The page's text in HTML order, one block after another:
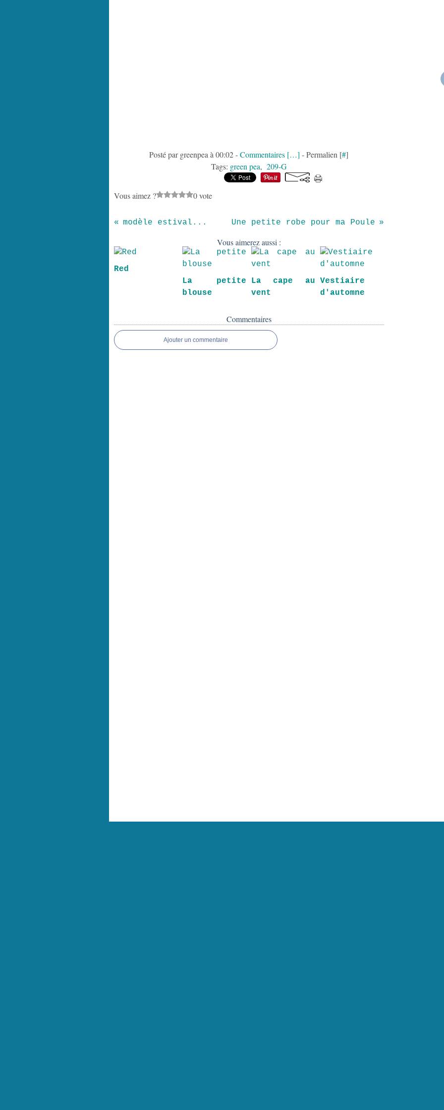
Posté par greenpea à 00:02 -Commentaires […] - Permalien [#]
Tags: green pea, 209-G
Vous aimez ? 0 vote
modèle estival... Une petite robe pour ma Poule
Vous aimerez aussi :
Red
La petite
blouse
La cape au
vent
Vestiaire
d'automne
Commentaires
Ajouter un commentaire